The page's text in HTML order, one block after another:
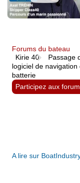
Forums du bateau
Kirie 40 Passage
logiciel de
batterie
Participez aux
A lire sur